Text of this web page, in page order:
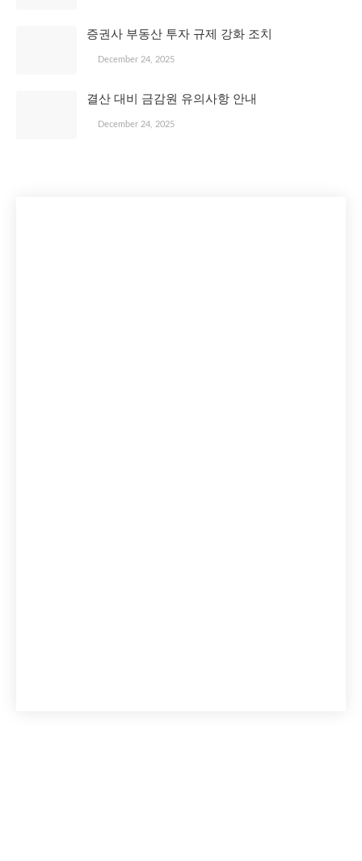
증권사 부동산 투자 규제 강화 조치
December 24, 2025
결산 대비 금감원 유의사항 안내
December 24, 2025